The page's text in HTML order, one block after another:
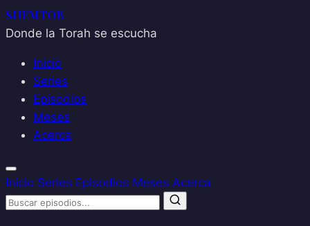
SHEMTOB
Donde la Torah se escucha
Inicio
Series
Episodios
Meses
Acerca
Inicio Series Episodios Meses Acerca